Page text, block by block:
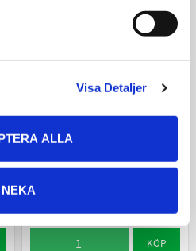
Visa Detaljer
ALLA
NEKA
Kruuse Bomullsbollar
100% bomull
KÖP